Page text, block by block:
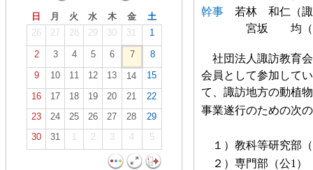
日 月 火 水 木 金
土
26
27 28 29 30 31 1
2 3 4 5 6 7
8
9
10 11 12 13 14
15
16
17 18 19 20 21
22
23
24 25 26 27 28
29
30
31 1 2 3 4 5
幹事 若林 和仁
宮坂 均
社団法人諏訪教育
会員として参加して
て、諏訪地方の動植
事業遂行のための次
１）教科等研究部
２）専門部（公1 ）